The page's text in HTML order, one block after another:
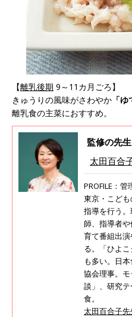
【離乳後期 9～11カ月ごろ】
きゅうりの風味がさわやか 「
離乳食の主菜におすすめ。
監修の先生
太田百合
PROFILE：管
東京・こど
指導を行う
師、指導者
育て番組出
る。「ひよ
も多い。日
協会理事。
談」、研究
食。
太田百合子